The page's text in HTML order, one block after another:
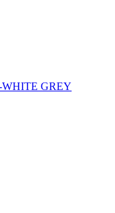
WHITE GREY